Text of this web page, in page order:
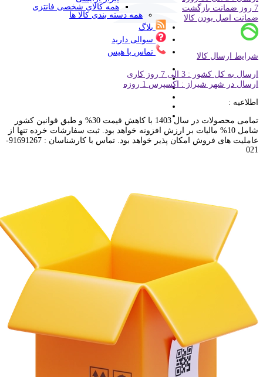
همه کالای شخصی فانتزی
همه دسته بندی کالا ها
بلاگ
سوالی دارید
تماس با هیس
7 روز ضمانت بازگشت
ضمانت اصل بودن کالا
شرایط ارسال کالا
ارسال به کل کشور : 3 الی 7 روز کاری
ارسال در شهر شیراز : اکسپرس 1 روزه
اطلاعیه :
تمامی محصولات در سال 1403 با کاهش قیمت 30% و طبق قوانین کشور
شامل 10% مالیات بر ارزش افزونه خواهد بود. ثبت سفارشات خرده تنها از
عاملیت های فروش امکان پذیر خواهد بود. تماس با کارشناسان : 91691267-
021